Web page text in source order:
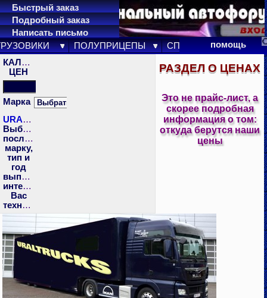
Быстрый заказ
Подробный заказ
Написать письмо
карта сайта
помощь
КАЛЬКУЛЯТОР
ЦЕН
Марка
URALTRUCKS
Выберите
последовательно
марку,
тип и
год
выпуска
интересующей
Вас
техники!
РАЗДЕЛ О ЦЕНАХ
Это не прайс-лист, а
скорее подробная
информация о том:
откуда берутся наши
цены
ПОЛУПРИЦЕПЫ СПЕЦТЕХНИКА